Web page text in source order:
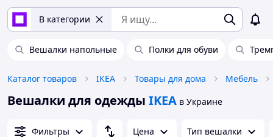
В категории
Вешалки напольные Полки для обуви
Каталог товаров IKEA Товары для дома Мебель
Вешалки для одежды IKEA в Украине
Фильтры Цена Тип вешалки